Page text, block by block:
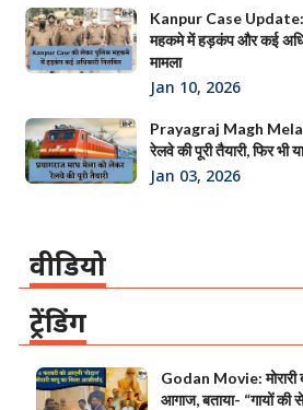
Kanpur Case Update:
महकमे में हड़कंप और कई
मामला
Jan 10, 2026
Prayagraj Magh Mela:
रेलवे की पूरी तैयारी, फिर भी
Jan 03, 2026
वीडियो
ट्रेंडिंग
Godan Movie: मोरारी
आगाज, बताया- “गायों की